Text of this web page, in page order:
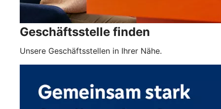
Geschäftsstelle finden
Unsere Geschäftsstellen in Ihrer Nähe.